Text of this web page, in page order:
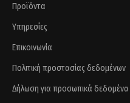
Προϊόντα
Υπηρεσίες
Επικοινωνία
Πολιτική προστασίας δεδομένων
Δήλωση για προσωπικά δεδομένα